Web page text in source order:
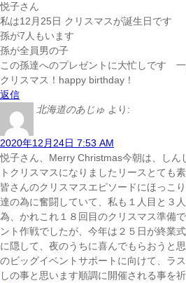
悦子さん
私は12月25日 クリスマスが誕生日です
孫が7人もいます
孫が全員男の子
この孫達へのプレゼントに大忙しです
クリスマス！happy birthday！
返信
北海道のあじゅ より:
2020年12月24日 7:53 AM
悦子さん、Merry Christmas今朝は、しん
トクリスマスになりました リースとても
皆さんのクリスマスエピソードにほっこり
達の為に奮闘していて、私も１人目と３
為、かれこれ１８回目のクリスマス準備
ント作戦でしたが、今年は２５日が終業
に隠して、夜のうちに喜んでもらおうと
のビッグイベントサポートに向けて、ラ
しの事と思います 順調に開催される事を